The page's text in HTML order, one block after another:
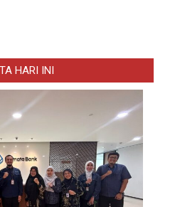
HARI INI